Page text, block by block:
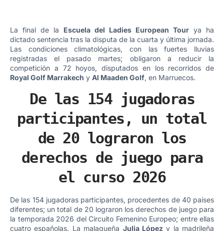
La final de la Escuela del Ladies European Tour ya ha
dictado sentencia tras la disputa de la cuarta y última jornada.
Las condiciones climatológicas, con las fuertes lluvias
registradas el pasado martes; obligaron a reducir la
competición a 72 hoyos, disputados en los recorridos de
Royal Golf Marrakech y Al Maaden Golf, en Marruecos.
De las 154 jugadoras
participantes, un total
de 20 lograron los
derechos de juego para
el curso 2026
De las 154 jugadoras participantes, procedentes de 40 países
diferentes; un total de 20 lograron los derechos de juego para
la temporada 2026 del Circuito Femenino Europeo; entre ellas
cuatro españolas. La malagueña Julia Lópezy la madrileña